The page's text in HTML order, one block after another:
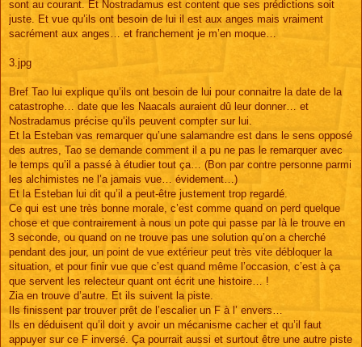
sont au courant. Et Nostradamus est content que ses prédictions soit
juste. Et vue qu’ils ont besoin de lui il est aux anges mais vraiment
sacrément aux anges… et franchement je m’en moque…
3.jpg
Bref Tao lui explique qu’ils ont besoin de lui pour connaitre la date de la
catastrophe… date que les Naacals auraient dû leur donner… et
Nostradamus précise qu’ils peuvent compter sur lui.
Et la Esteban vas remarquer qu’une salamandre est dans le sens opposé
des autres, Tao se demande comment il a pu ne pas le remarquer avec
le temps qu’il a passé à étudier tout ça… (Bon par contre personne parmi
les alchimistes ne l’a jamais vue… évidement…)
Et la Esteban lui dit qu’il a peut-être justement trop regardé.
Ce qui est une très bonne morale, c’est comme quand on perd quelque
chose et que contrairement à nous un pote qui passe par là le trouve en
3 seconde, ou quand on ne trouve pas une solution qu’on a cherché
pendant des jour, un point de vue extérieur peut très vite débloquer la
situation, et pour finir vue que c’est quand même l’occasion, c’est à ça
que servent les relecteur quant ont écrit une histoire… !
Zia en trouve d’autre. Et ils suivent la piste.
Ils finissent par trouver prêt de l’escalier un F à l’ envers…
Ils en déduisent qu’il doit y avoir un mécanisme cacher et qu’il faut
appuyer sur ce F inversé. Ça pourrait aussi et surtout être une autre piste